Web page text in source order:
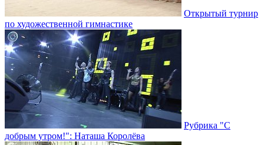
Открытый турнир
по художественной гимнастике
Рубрика "С
добрым утром!": Наташа Королёва